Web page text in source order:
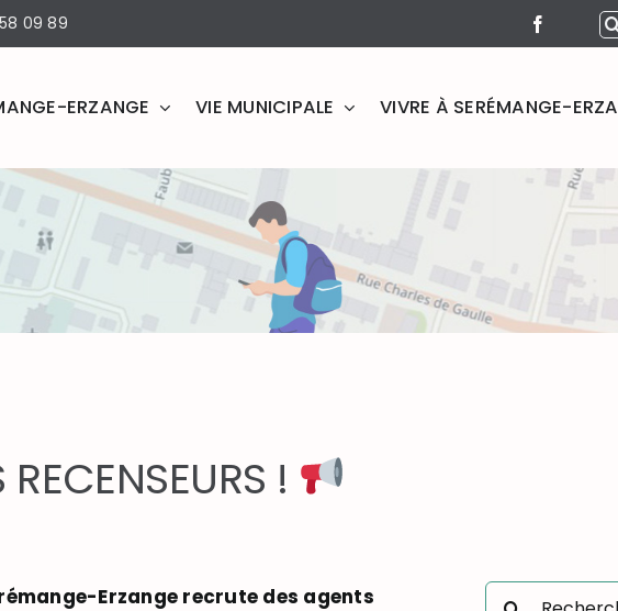
09 89
ERZANGE VIE MUNICIPALE VIVRE À SERÉMANGE-
!
Erzange recrute des agents
Rechercher: